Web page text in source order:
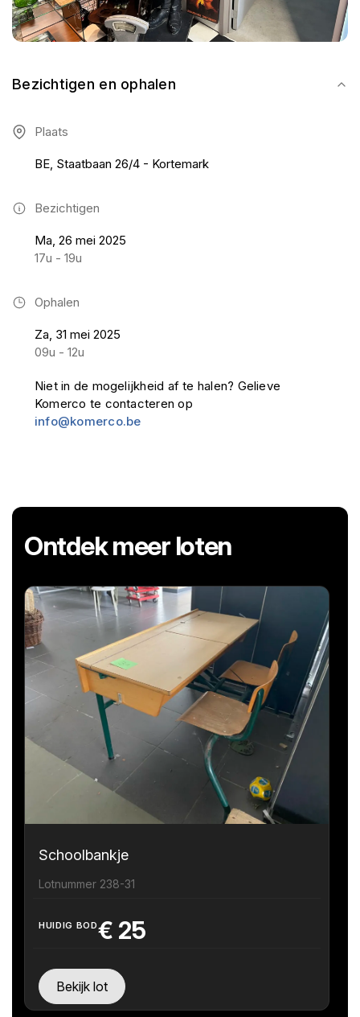
Bezichtigen en ophalen
Plaats
BE, Staatbaan 26/4 - Kortemark
Bezichtigen
Ma, 26 mei 2025
17u - 19u
Ophalen
Za, 31 mei 2025
09u - 12u
Niet in de mogelijkheid af te halen? Gelieve
Komerco te contacteren op
info@komerco.be
Ontdek meer loten
Schoolbankje
Lotnummer 238-31
HUIDIG BOD€ 25
Bekijk lot